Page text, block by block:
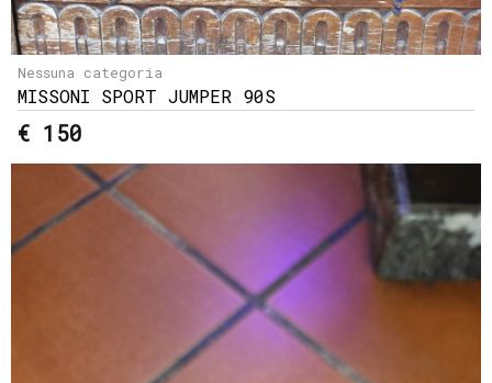
Nessuna categoria
MISSONI SPORT JUMPER 90S
€ 150